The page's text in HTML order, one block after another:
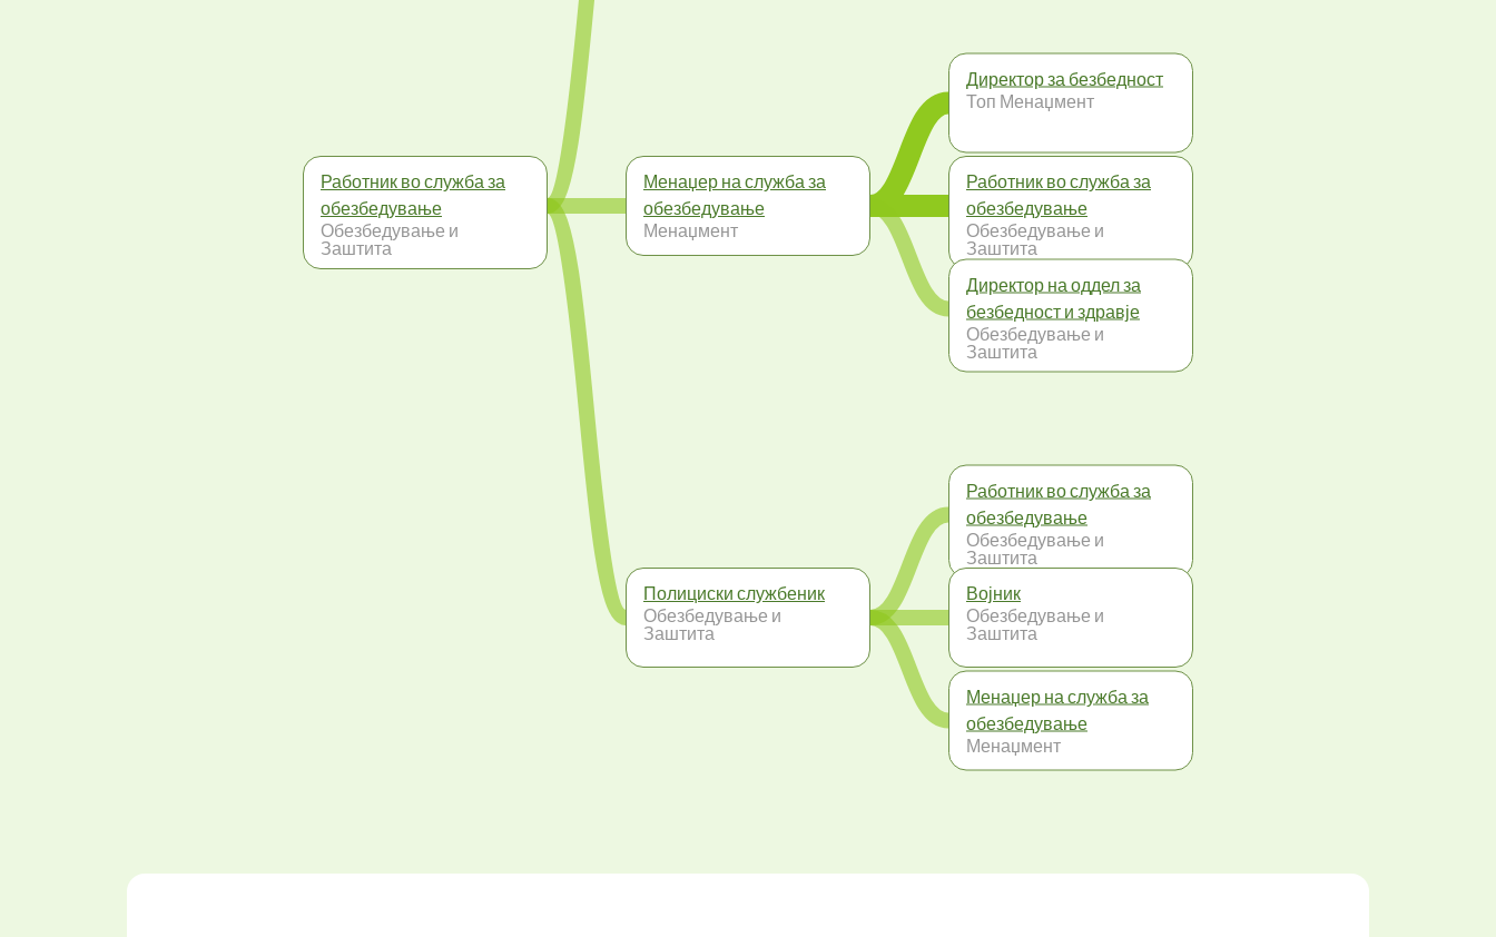
Работник во служба за
обезбедување
Обезбедување и
Заштита
Менаџер на служба за
обезбедување
Менаџмент
Полициски службеник
Обезбедување и
Заштита
Директор за безбедност
Топ Менаџмент
Работник во служба за
обезбедување
Обезбедување и
Заштита
Директор на оддел за
безбедност и здравје
Обезбедување и
Заштита
Работник во служба за
обезбедување
Обезбедување и
Заштита
Војник
Обезбедување и
Заштита
Менаџер на служба за
обезбедување
Менаџмент